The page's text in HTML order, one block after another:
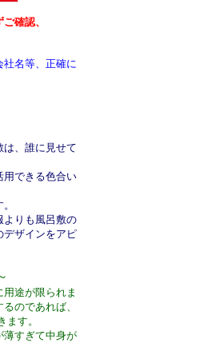
確認、
名等、正確に
、誰に見せて
用できる色合い
よりも風呂敷の
デザインをアピ
途が限られま
のであれば、
す。
薄すぎて中身が